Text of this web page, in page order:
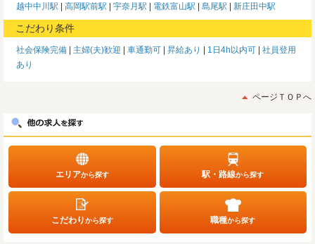
越中中川駅 高岡駅前駅 宇奈月駅 電鉄富山駅 島尾駅 新庄田中駅
こだわり条件
社会保険完備 主婦(夫)歓迎 車通勤可 昇給あり 1日4h以内可
社員登用
あり
ページＴＯＰへ
エリアから探す 駅・路線から探す
こだわりから探す 職種から探す